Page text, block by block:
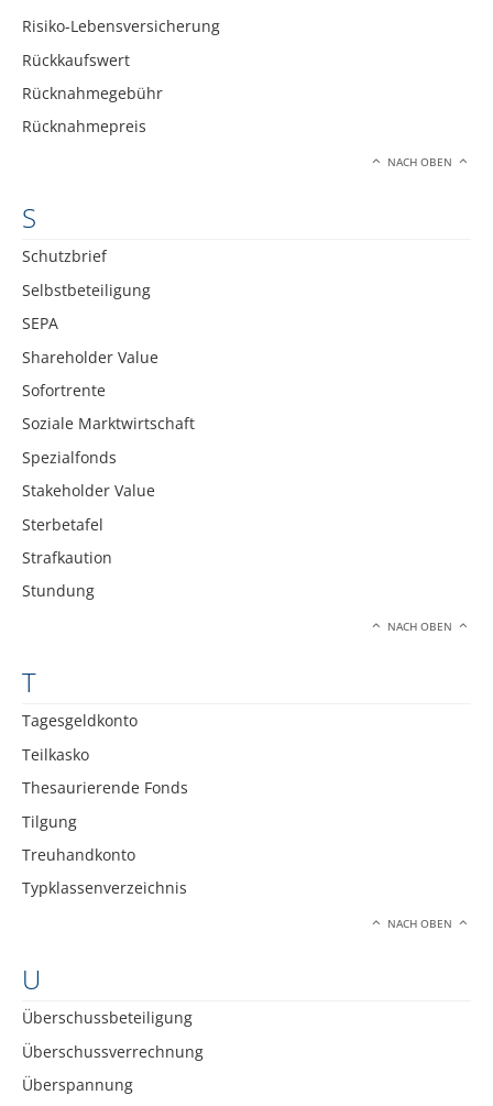
Risiko-Lebensversicherung
Rückkaufswert
Rücknahmegebühr
Rücknahmepreis
NACH OBEN
S
Schutzbrief
Selbstbeteiligung
SEPA
Shareholder Value
Sofortrente
Soziale Marktwirtschaft
Spezialfonds
Stakeholder Value
Sterbetafel
Strafkaution
Stundung
NACH OBEN
T
Tagesgeldkonto
Teilkasko
Thesaurierende Fonds
Tilgung
Treuhandkonto
Typklassenverzeichnis
NACH OBEN
U
Überschussbeteiligung
Überschussverrechnung
Überspannung